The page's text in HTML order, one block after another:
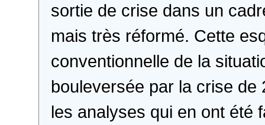
sortie de crise dans un
mais très réformé. Cette
conventionnelle de la
bouleversée par la crise
les analyses qui en ont été